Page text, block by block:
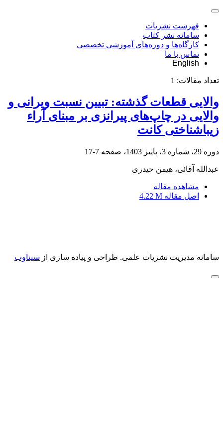
فهرست نشریات
سامانه نشر کتاب
کارگاه‌ها و دوره‌های آموزشی تخصصی
تماس با ما
English
تعداد مقالات: 1
والایی قطعات گذشته: تبیین نسبت ویرانی و
والایی در چاپ‌های پیرانزی بر مبنای آراء
زیباشناختی کانت
دوره 29، شماره 3، پاییز 1403، صفحه 7-17
عبدالله آقائی، هیمن حیدری
مشاهده مقاله
اصل مقاله 4.22 M
سامانه مدیریت نشریات علمی. طراحی و پیاده سازی از سیناوب